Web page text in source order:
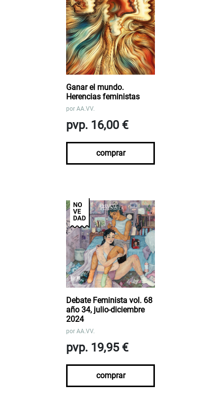
Ganar el mundo.
Herencias feministas
por AA.VV.
pvp. 16,00 €
comprar
Debate Feminista vol. 68
año 34, julio-diciembre
2024
por AA.VV.
pvp. 19,95 €
comprar